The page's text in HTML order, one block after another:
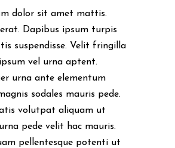
dolor sit amet mattis.
Dapibus ipsum turpis
suspendisse. Velit fringilla
vel urna aptent.
urna ante elementum
sodales mauris pede.
volutpat aliquam ut
pede velit hac mauris.
pellentesque potenti ut